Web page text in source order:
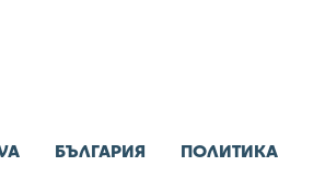
БЪЛГАРИЯ ПОЛИТИКА